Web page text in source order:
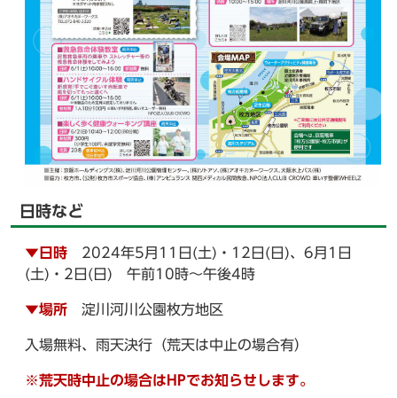
日時など
▼日時 2024年5月11日(土)・12日(日)、6月1日
(土)・2日(日) 午前10時～午後4時
▼場所 淀川河川公園枚方地区
入場無料、雨天決行（荒天は中止の場合有）
※荒天時中止の場合はHPでお知らせします。